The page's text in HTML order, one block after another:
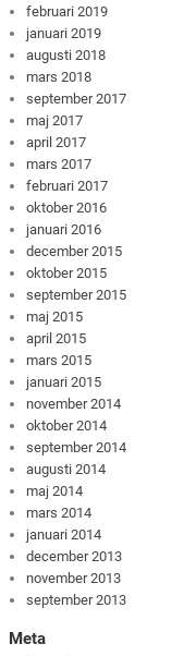
februari 2019
januari 2019
augusti 2018
mars 2018
september 2017
maj 2017
april 2017
mars 2017
februari 2017
oktober 2016
januari 2016
december 2015
oktober 2015
september 2015
maj 2015
april 2015
mars 2015
januari 2015
november 2014
oktober 2014
september 2014
augusti 2014
maj 2014
mars 2014
januari 2014
december 2013
november 2013
september 2013
Meta